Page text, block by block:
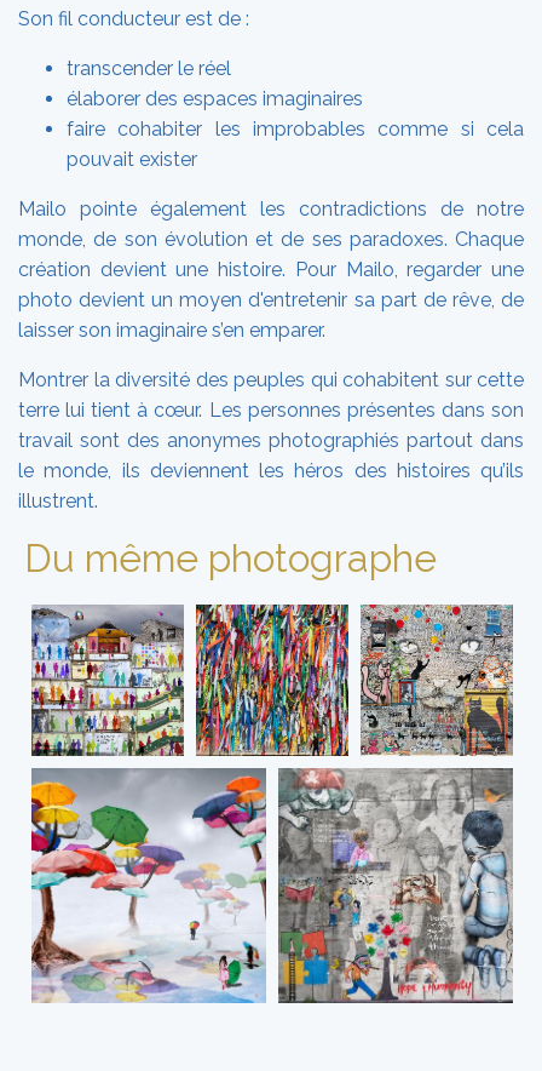
Son fil conducteur est de :
transcender le réel
élaborer des espaces imaginaires
faire cohabiter les improbables comme si cela
pouvait exister
Mailo pointe également les contradictions de notre
monde, de son évolution et de ses paradoxes. Chaque
création devient une histoire. Pour Mailo, regarder une
photo devient un moyen d'entretenir sa part de rêve, de
laisser son imaginaire s’en emparer.
Montrer la diversité des peuples qui cohabitent sur cette
terre lui tient à cœur. Les personnes présentes dans son
travail sont des anonymes photographiés partout dans
le monde, ils deviennent les héros des histoires qu’ils
illustrent.
Du même photographe